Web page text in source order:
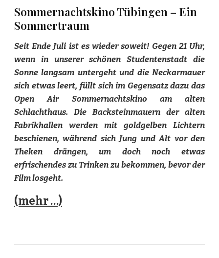
Sommernachtskino Tübingen – Ein
Sommertraum
Seit Ende Juli ist es wieder soweit! Gegen 21 Uhr,
wenn in unserer schönen Studentenstadt die
Sonne langsam untergeht und die Neckarmauer
sich etwas leert, füllt sich im Gegensatz dazu das
Open Air Sommernachtskino am alten
Schlachthaus. Die Backsteinmauern der alten
Fabrikhallen werden mit goldgelben Lichtern
beschienen, während sich Jung und Alt vor den
Theken drängen, um doch noch etwas
erfrischendes zu Trinken zu bekommen, bevor der
Film losgeht.
(mehr …)